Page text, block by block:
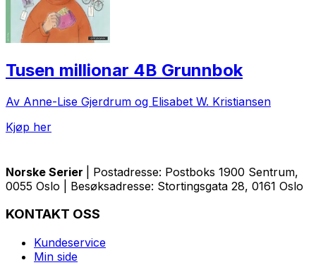
Tusen millionar 4B Grunnbok
Av Anne-Lise Gjerdrum og Elisabet W. Kristiansen
Kjøp her
Norske Serier
| Postadresse: Postboks 1900 Sentrum,
0055 Oslo | Besøksadresse: Stortingsgata 28, 0161 Oslo
KONTAKT OSS
Kundeservice
Min side